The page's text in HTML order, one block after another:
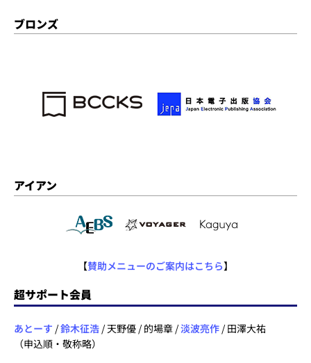
ブロンズ
アイアン
【賛助メニューのご案内はこちら】
超サポート会員
あとーす /鈴木征浩 / 天野優 / 的場章 /淡波亮作 / 田澤大祐
（申込順・敬称略）